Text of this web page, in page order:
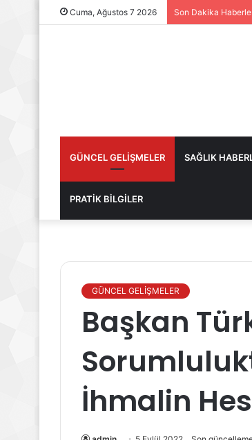
Cuma, Ağustos 7 2026 Son Dakika
GÜNCEL GELİŞMELER SAĞLIK
PRATİK BİLGİLER
GÜNCEL GELİŞMELER
Başkan
İhmalin